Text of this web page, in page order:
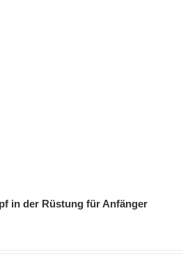
in der Rüstung für Anfänger